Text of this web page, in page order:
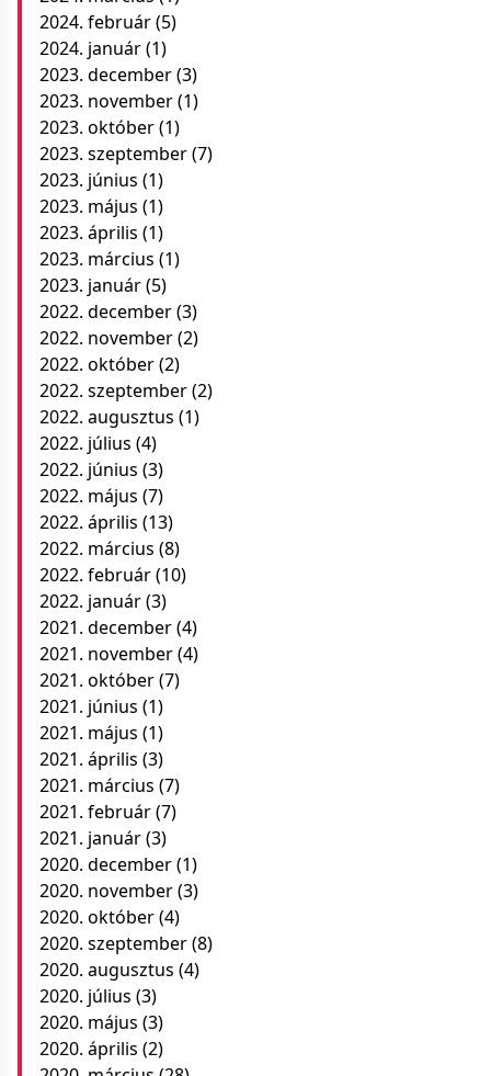
2024. február(5)
2024. január(1)
2023. december(3)
2023. november(1)
2023. október(1)
2023. szeptember(7)
2023. június (1)
2023. május (1)
2023. április (1)
2023. március (1)
2023. január(5)
2022. december(3)
2022. november(2)
2022. október(2)
2022. szeptember(2)
2022. augusztus (1)
2022. július (4)
2022. június (3)
2022. május (7)
2022. április (13)
2022. március (8)
2022. február(10)
2022. január(3)
2021. december(4)
2021. november(4)
2021. október(7)
2021. június (1)
2021. május (1)
2021. április (3)
2021. március (7)
2021. február(7)
2021. január(3)
2020. december(1)
2020. november(3)
2020. október(4)
2020. szeptember(8)
2020. augusztus (4)
2020. július (3)
2020. május (3)
2020. április (2)